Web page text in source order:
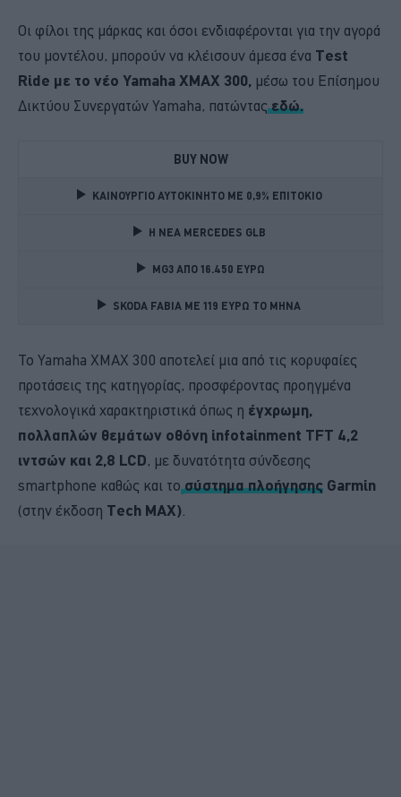
Οι φίλοι της μάρκας και όσοι ενδιαφέρονται για την αγορά
του μοντέλου, μπορούν να κλέισουν άμεσα ένα Test
Ride με το νέο Yamaha XMAX 300, μέσω του Επίσημου
Δικτύου Συνεργατών Yamaha, πατώνταςεδώ.
BUY NOW
ΚΑΙΝΟΥΡΓΙΟ ΑΥΤΟΚΙΝΗΤΟ ΜΕ 0,9% ΕΠΙΤΟΚΙΟ
Η ΝΕΑ MERCEDES GLB
MG3 ΑΠΟ 16.450 ΕΥΡΩ
SKODA FABIA ME 119 ΕΥΡΩ ΤΟ ΜΗΝΑ
Το Yamaha XMAX 300 αποτελεί μια από τις κορυφαίες
προτάσεις της κατηγορίας, προσφέροντας προηγμένα
τεχνολογικά χαρακτηριστικά όπως η έγχρωμη,
πολλαπλών θεμάτων οθόνη infotainment TFT 4,2
ιντσών και 2,8 LCD, με δυνατότητα σύνδεσης
smartphone καθώς και το σύστημα πλοήγησης Garmin
(στην έκδοση Tech MAX)